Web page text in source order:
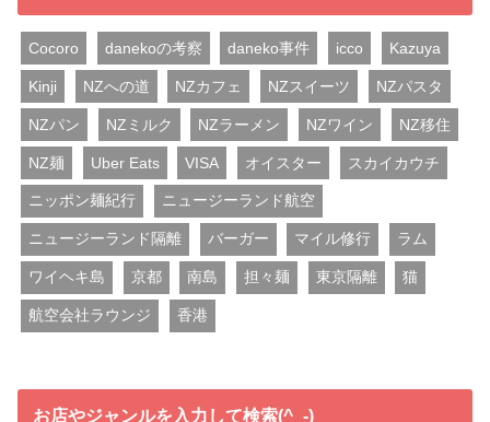
Cocoro danekoの考察 daneko事件 icco Kazuya
Kinji NZへの道 NZカフェ NZスイーツ NZパスタ
NZパン NZミルク NZラーメン NZワイン NZ移住
NZ麺 Uber Eats VISA オイスター スカイカウチ
ニッポン麺紀行 ニュージーランド航空
ニュージーランド隔離 バーガー マイル修行 ラム
ワイヘキ島 京都 南島 担々麺 東京隔離 猫
航空会社ラウンジ 香港
お店やジャンルを入力して検索(^_-)